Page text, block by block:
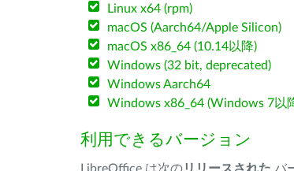
Linux x64 (rpm)
macOS (Aarch64/Apple Silicon)
macOS x86_64 (10.14以降)
Windows (32 bit, deprecated)
Windows Aarch64
Windows x86_64 (Windows 7以
利用できるバージョン